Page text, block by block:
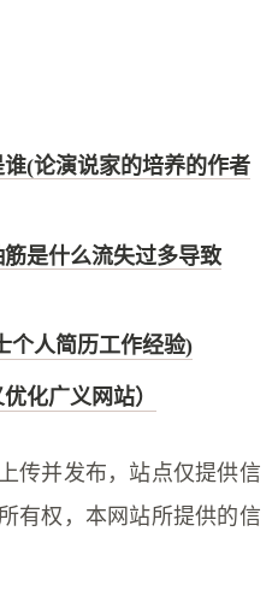
(论演说家的培养的作者
是什么流失过多导致
个人简历工作经验)
化广义网站）
传并发布，站点仅提供信
有权，本网站所提供的信